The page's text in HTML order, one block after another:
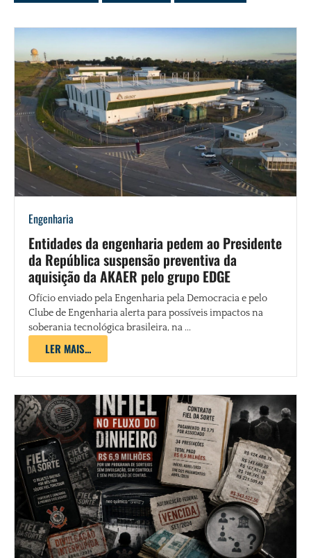
Engenharia
Entidades da engenharia pedem ao Presidente
da República suspensão preventiva da
aquisição da AKAER pelo grupo EDGE
Ofício enviado pela Engenharia pela Democracia e pelo
Clube de Engenharia alerta para possíveis impactos na
soberania tecnológica brasileira, na ...
LER MAIS...